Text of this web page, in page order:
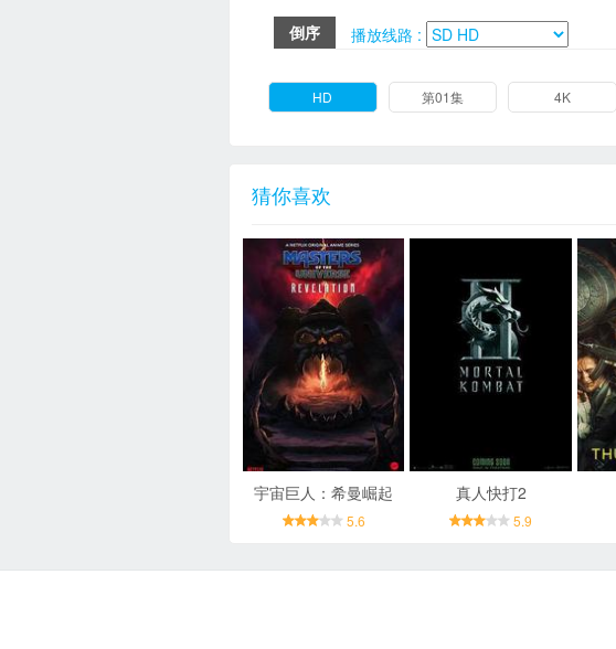
倒序
播放线路 :
HD 第01集 4K
猜你喜欢
宇宙巨人：希曼崛起
5.6
真人快打2
5.9